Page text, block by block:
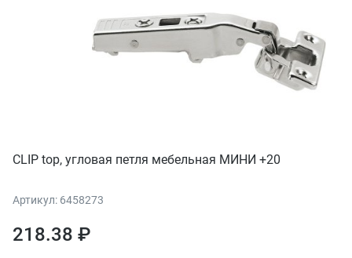
CLIP top, угловая петля мебельная МИНИ +20
Артикул: 6458273
218.38 ₽